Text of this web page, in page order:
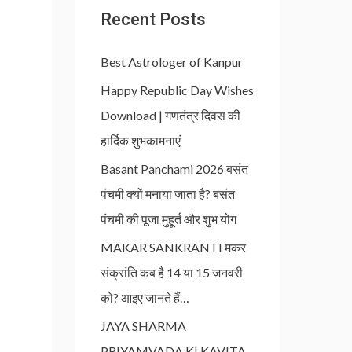
Recent Posts
Best Astrologer of Kanpur
Happy Republic Day Wishes
Download | गणतंत्र दिवस की
हार्दिक शुभकामनाएं
Basant Panchami 2026 बसंत
पंचमी क्यों मनाया जाता है? बसंत
पंचमी की पूजा मुहूर्त और शुभ योग
MAKAR SANKRANTI मकर
संक्रांति कब है 14 या 15 जनवरी
को? आइए जानते हैं…
JAYA SHARMA